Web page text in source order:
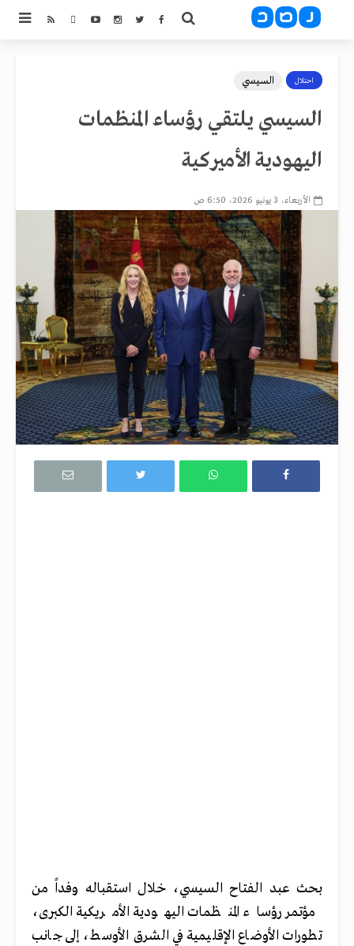
احتلال السيسي
السيسي يلتقي رؤساء المنظمات
اليهودية الأميركية
الأربعاء، 3 يونيو 2026، 6:50 ص
بحث عبد الفتاح السيسي، خلال استقباله وفداً من
مؤتمر رؤساء المنظمات اليهودية الأمريكية الكبرى،
تطورات الأوضاع الإقليمية في الشرق الأوسط، إلى جانب